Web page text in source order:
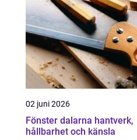
02 juni 2026
Fönster dalarna hantverk,
hållbarhet och känsla